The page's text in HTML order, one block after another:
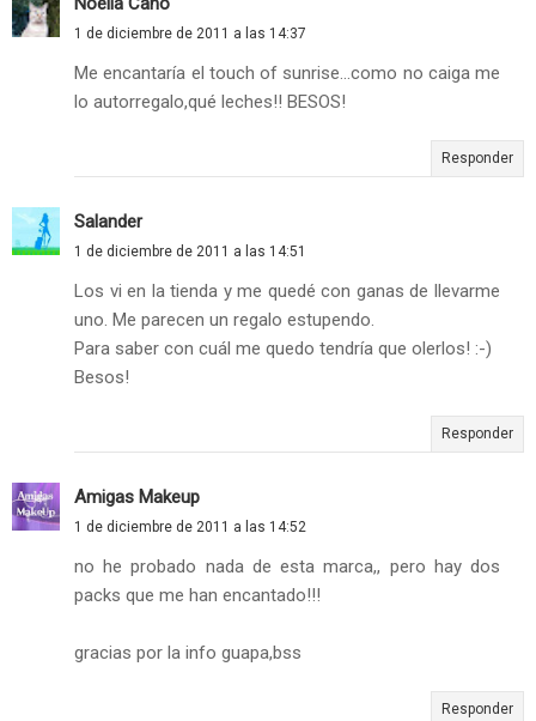
1 de diciembre de 2011 a las 14:37
Me encantaría el touch of sunrise...como no caiga me
lo autorregalo,qué leches!! BESOS!
Responder
Salander
1 de diciembre de 2011 a las 14:51
Los vi en la tienda y me quedé con ganas de llevarme
uno. Me parecen un regalo estupendo.
Para saber con cuál me quedo tendría que olerlos! :-)
Besos!
Responder
Amigas Makeup
1 de diciembre de 2011 a las 14:52
no he probado nada de esta marca,, pero hay dos
packs que me han encantado!!!
gracias por la info guapa,bss
Responder